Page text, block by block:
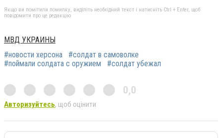
Якщо ви помітили помилку, виділіть необхідний текст і натисніть Ctrl + Enter, щоб
повідомити про це редакцію
МВД УКРАИНЫ
#новости херсона
#солдат в самоволке
#поймали солдата с оружием
#солдат убежал
0,0
Авторизуйтесь, щоб оцінити